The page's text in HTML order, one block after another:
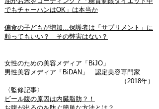
でもチャーハンはOK」は本当か
偏食の子どもが増加…保護者は「サプリメント」に
頼ってもいい？ その弊害はない？
女性のための美容メディア「BiJO」
男性美容メディア「BiDAN」 認定美容専門家
（2018年）
〈監修記事〉
ビール腹の原因は内臓脂肪？！